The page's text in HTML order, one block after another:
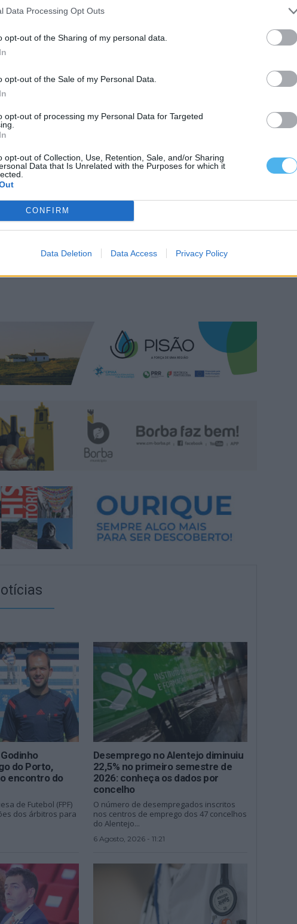
Data Processing Opt Outs
opt-out of the Sharing of my personal data.
opt-out of the Sale of my Personal Data.
opt-out of processing my Personal Data for Targeted
opt-out of Collection, Use, Retention, Sale, and/or Sharing
Data that Is Unrelated with the Purposes for which it
CONFIRM
Data Deletion Data Access Privacy Policy
de aproximadamente 4,2 hectares no Parque
o regime geral de gestão de resíduos, e
através da aplicação do green public
de deposição de resíduos da região,
ambientais e de segurança aplicáveis.
do Porto,
encontro do
de Futebol (FPF)
dos árbitros para
Desemprego no Alentejo diminuiu
22,5% no primeiro semestre de
2026: conheça os dados por
concelho
O número de desempregados inscritos
nos centros de emprego dos 47 concelhos
do Alentejo...
6 Agosto, 2026 - 11:21